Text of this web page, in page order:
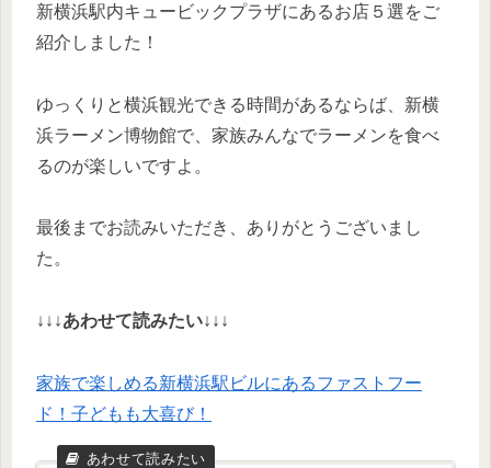
新横浜駅内キュービックプラザにあるお店５選をご
紹介しました！
ゆっくりと横浜観光できる時間があるならば、新横
浜ラーメン博物館で、家族みんなでラーメンを食べ
るのが楽しいですよ。
最後までお読みいただき、ありがとうございまし
た。
↓↓↓あわせて読みたい↓↓↓
家族で楽しめる新横浜駅ビルにあるファストフー
ド！子どもも大喜び！